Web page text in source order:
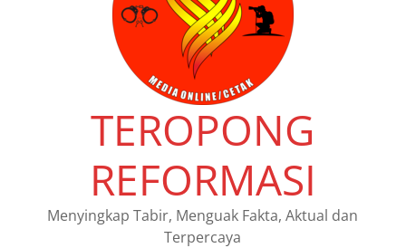
Pelabuhan Jangkar
Dishub Nganjuk dan Satlantas
Polres Nganjuk Gelar Inspeksi
Keselamatan Jalan di Rejoso, 39
Pengendara Ditilang
SATLANTAS POLRES NGANJUK
DORONG PERCEPATAN TINDAK
LANJUT HASIL RAPAT FKLL
BERSAMA INSTANSI TERKAIT
Polres Pasuruan Tegaskan
Penanganan Kasus Laka Lantas
2017 Telah Tuntas dan
Berkekuatan Hukum Tetap
TEROPONG
REFORMASI
Menyingkap Tabir, Menguak Fakta, Aktual dan
Terpercaya